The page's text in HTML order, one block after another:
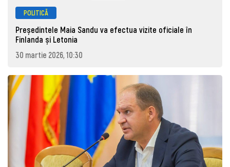
POLITICĂ
Președintele Maia Sandu va efectua vizite oficiale în
Finlanda și Letonia
30 martie 2026, 10:30